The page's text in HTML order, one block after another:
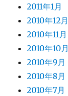
2011年1月
2010年12月
2010年11月
2010年10月
2010年9月
2010年8月
2010年7月